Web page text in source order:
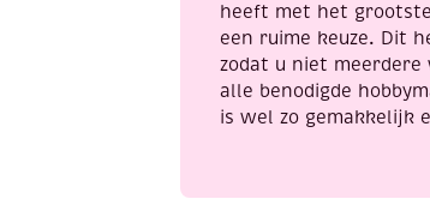
heeft met het
een ruime keuze. Dit
zodat u niet
alle benodigde
is wel zo gemakkelijk